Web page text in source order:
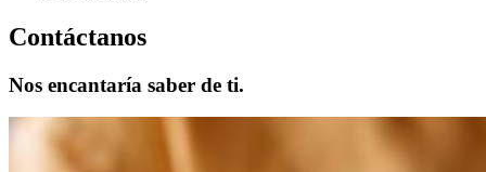
Contáctanos
Nos encantaría saber de ti.